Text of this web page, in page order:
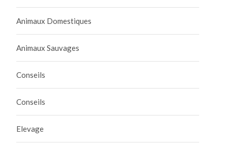
Animaux Domestiques
Animaux Sauvages
Conseils
Conseils
Elevage